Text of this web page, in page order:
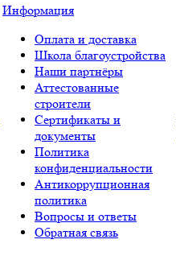
Информация
Оплата и доставка
Школа благоустройства
Наши партнёры
Аттестованные
строители
Сертификаты и
документы
Политика
конфиденциальности
Антикоррупционная
политика
Вопросы и ответы
Обратная связь